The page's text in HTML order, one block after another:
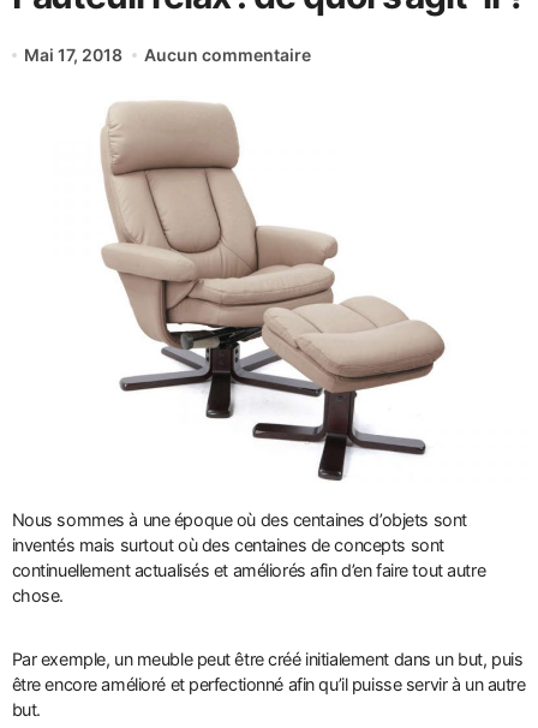
Mai 17, 2018 Aucun commentaire
Nous sommes à une époque où des centaines d’objets sont
inventés mais surtout où des centaines de concepts sont
continuellement actualisés et améliorés afin d’en faire tout autre
chose.
Par exemple, un meuble peut être créé initialement dans un but, puis
être encore amélioré et perfectionné afin qu’il puisse servir à un autre
but.